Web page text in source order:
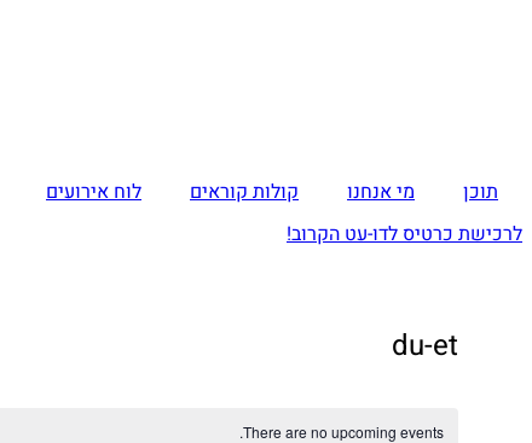
תוכן מי אנחנו קולות קוראים לוח אירועים
לרכישת כרטיס לדו-עט הקרוב!
du-et
There are no upcoming events.